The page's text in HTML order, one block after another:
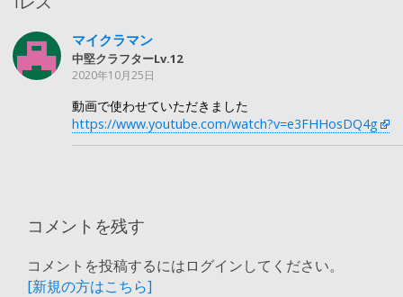
マイクラマン
中堅クラフターLv.12
2020年10月25日
動画で使わせていただきました
https://www.youtube.com/watch?v=e3FHHosDQ4g
コメントを残す
コメントを投稿するにはログインしてください。
[新規の方はこちら]